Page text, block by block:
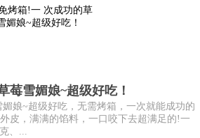
莓雪媚娘~超级好吃！
娘~超级好吃，无需烤箱，一次就能成功的
皮，满满的馅料，一口咬下去超满足的!一
、...